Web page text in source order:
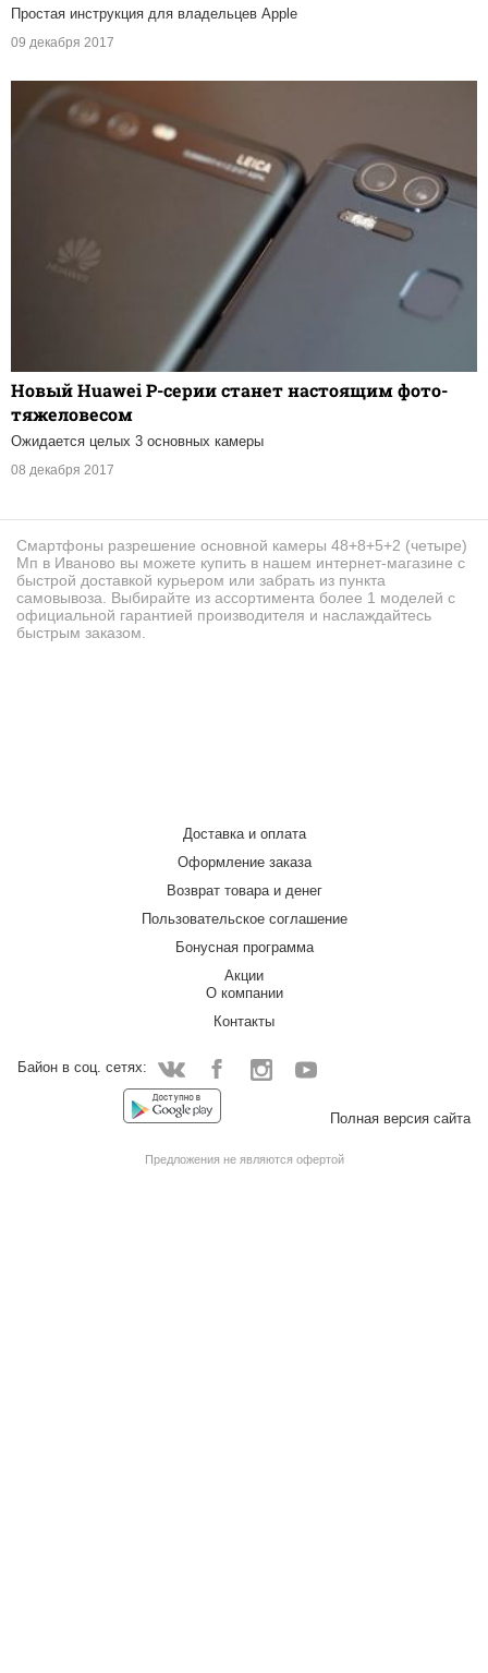
Простая инструкция для владельцев Apple
09 декабря 2017
Новый Huawei P-серии станет настоящим фото-
тяжеловесом
Ожидается целых 3 основных камеры
08 декабря 2017
Смартфоны разрешение основной камеры 48+8+5+2 (четыре)
Мп в Иваново вы можете купить в нашем интернет-магазине с
быстрой доставкой курьером или забрать из пункта
самовывоза. Выбирайте из ассортимента более 1 моделей с
официальной гарантией производителя и наслаждайтесь
быстрым заказом.
Доставка и оплата
Оформление заказа
Возврат товара и денег
Пользовательское соглашение
Бонусная программа
Акции
О компании
Контакты
Байон в соц. сетях:
VkontakteFacebook
Полная версия сайта
Предложения не являются офертой